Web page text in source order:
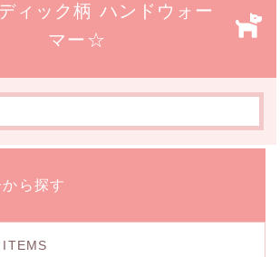
ィック柄 ハンドウォー
マー☆
ら探す
ITEMS